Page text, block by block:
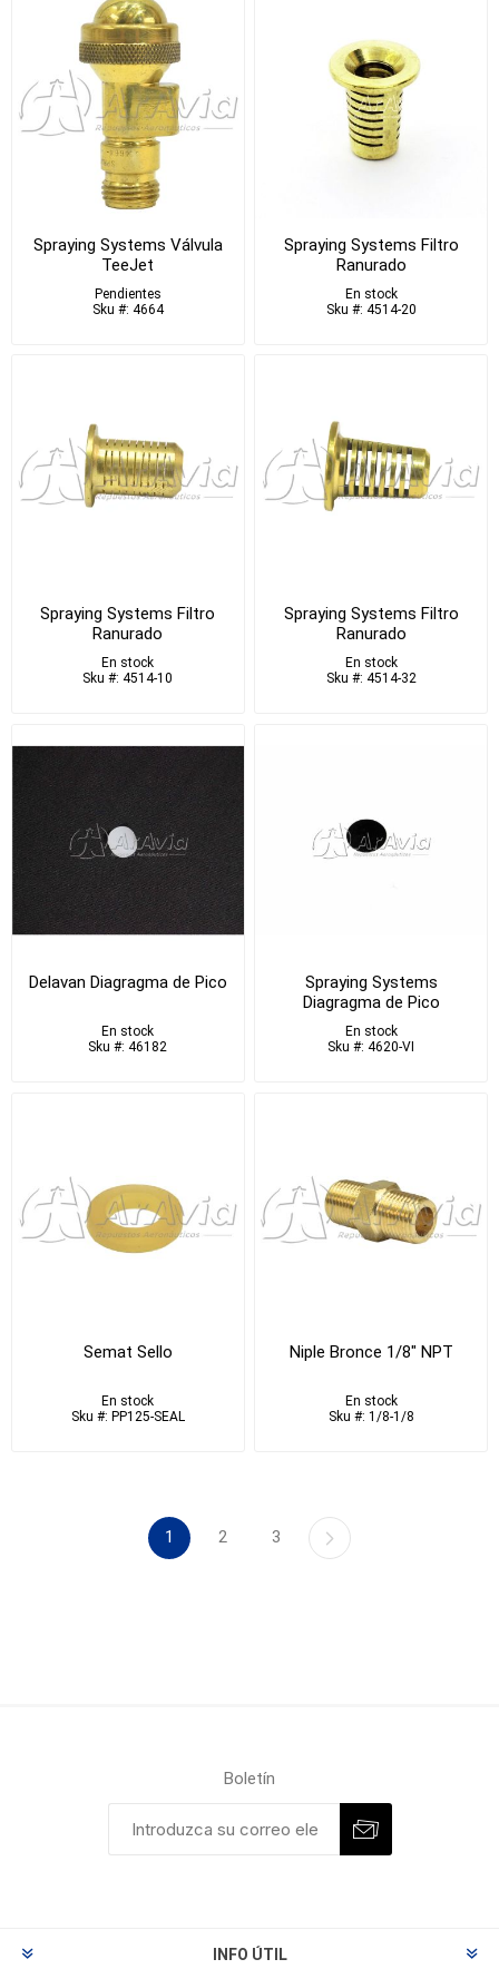
Spraying Systems Válvula
TeeJet
Pendientes
Sku #: 4664
Spraying Systems Filtro
Ranurado
En stock
Sku #: 4514-20
Spraying Systems Filtro
Ranurado
En stock
Sku #: 4514-10
Spraying Systems Filtro
Ranurado
En stock
Sku #: 4514-32
Delavan Diagragma de Pico
En stock
Sku #: 46182
Spraying Systems
Diagragma de Pico
En stock
Sku #: 4620-VI
Semat Sello
En stock
Sku #: PP125-SEAL
Niple Bronce 1/8" NPT
En stock
Sku #: 1/8-1/8
1 2 3
Boletín
INFO ÚTIL